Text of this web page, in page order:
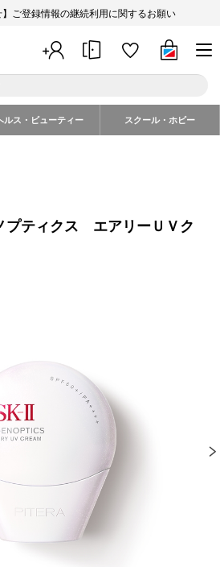
】ご登録情報の継続利用に関するお願い
ルス・ビューティー スクール・ホビー
プティクス エアリーＵＶク